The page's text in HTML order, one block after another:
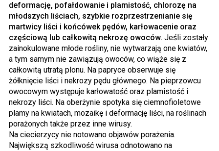
deformację, pofałdowanie i plamistość, chlorozę na
młodszych liściach, szybkie rozprzestrzenianie się
martwicy liści i końcówek pędów, karłowacenie oraz
częściową lub całkowitą nekrozę owoców. Jeśli zostały
zainokulowane młode rośliny, nie wytwarzają one kwiatów,
a tym samym nie zawiązują owoców, co wiąże się z
całkowitą utratą plonu. Na papryce obserwuje się
żółknięcie liści i nekrozy pędu głównego. Na pieprzowcu
owocowym występuje karłowatość oraz plamistość i
nekrozy liści. Na oberżynie spotyka się ciemnofioletowe
plamy na kwiatach, mozaikę i deformację liści, na roślinach
porażonych także przez inne wirusy.
Na ciecierzycy nie notowano objawów porażenia.
Największą szkodliwość wirusa odnotowano na